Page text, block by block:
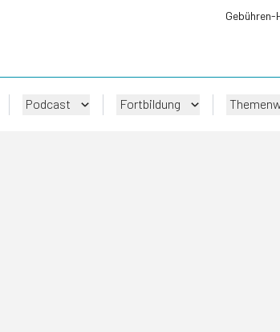
Gebühren-
Podcast Fortbildung